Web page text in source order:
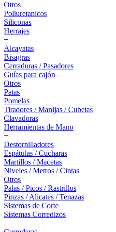
Otros
Poliuretanicos
Siliconas
Herrajes
+
Alcayatas
Bisagras
Cerraduras / Pasadores
Guías para cajón
Otros
Patas
Pomelas
Tiradores / Manijas / Cubetas
Clavadoras
Herramientas de Mano
+
Destornilladores
Espátulas / Cucharas
Martillos / Macetas
Niveles / Metros / Cintas
Otros
Palas / Picos / Rastrillos
Pinzas / Alicates / Tenazas
Sistemas de Corte
Sistemas Corredizos
+